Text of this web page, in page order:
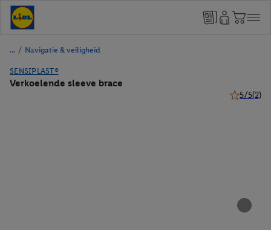
/ Navigatie & veiligheid
SENSIPLAST®
Verkoelende sleeve brace
5/5(2)